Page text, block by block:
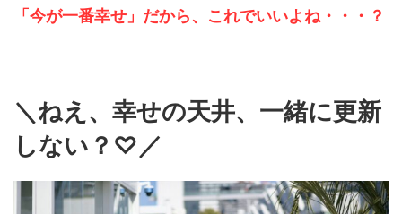
「今が一番幸せ」だから、これでいいよね・・・？
＼ねえ、幸せの天井、一緒に更新
しない？♡／